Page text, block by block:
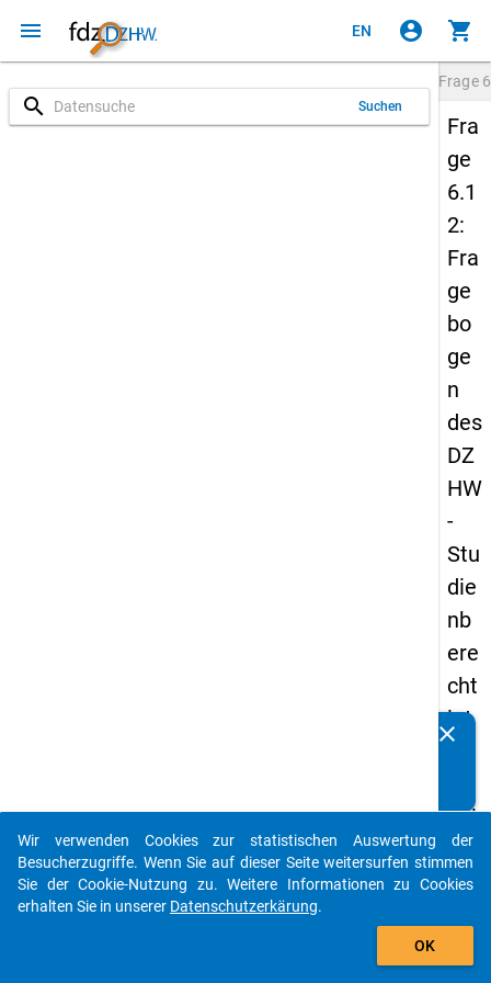
menu EN account_circle shopping_cart
search Suchen
Frage
Fra
ge
6.1
2:
Fra
ge
bo
ge
n
des
DZ
HW
-
Stu
die
nb
ere
cht
igt
nel
s
20
clear
auto_stories
add_shopping_cart
Wir verwenden Cookies zur statistischen Auswertung der
Besucherzugriffe. Wenn Sie auf dieser Seite weitersurfen stimmen
Sie der Cookie-Nutzung zu. Weitere Informationen zu Cookies
erhalten Sie in unserer Datenschutzerkärung.
OK